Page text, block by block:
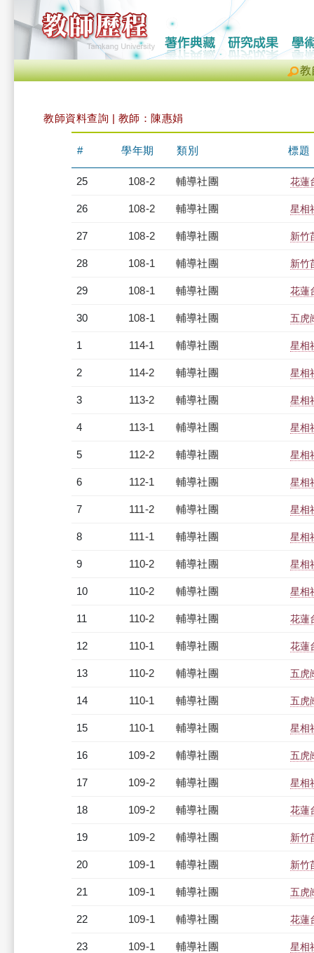
教
教師資料查詢 | 教師：陳惠娟
# 學年期 類別 標題
25 108-2 輔導社團 花蓮
26 108-2 輔導社團 星相
27 108-2 輔導社團 新竹
28 108-1 輔導社團 新竹
29 108-1 輔導社團 花蓮
30 108-1 輔導社團 五虎
1 114-1 輔導社團 星相
2 114-2 輔導社團 星相
3 113-2 輔導社團 星相
4 113-1 輔導社團 星相
5 112-2 輔導社團 星相
6 112-1 輔導社團 星相
7 111-2 輔導社團 星相
8 111-1 輔導社團 星相
9 110-2 輔導社團 星相
10 110-2 輔導社團 星相
11 110-2 輔導社團 花蓮
12 110-1 輔導社團 花蓮
13 110-2 輔導社團 五虎
14 110-1 輔導社團 五虎
15 110-1 輔導社團 星相
16 109-2 輔導社團 五虎
17 109-2 輔導社團 星相
18 109-2 輔導社團 花蓮
19 109-2 輔導社團 新竹
20 109-1 輔導社團 新竹
21 109-1 輔導社團 五虎
22 109-1 輔導社團 花蓮
23 109-1 輔導社團 星相